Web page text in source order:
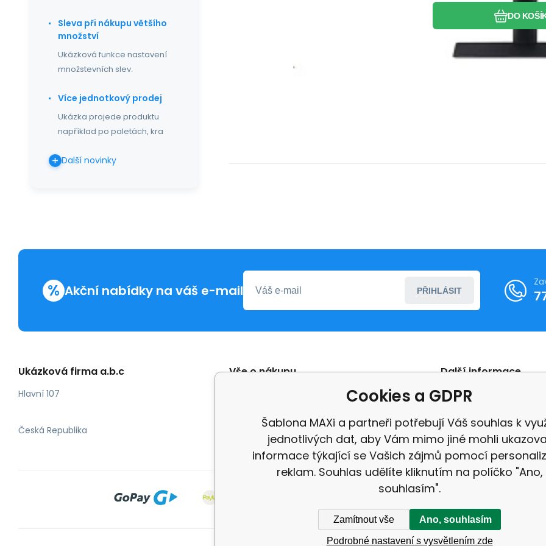
DO
Sleva při nákupu většího
množství
Ukázková funkce nastavení
množstevních slev.
Více jednotkový prodej
Ukázka projede produktu
například po paletách, kra
Další novinky
% Akční nabídky na váš e-mail PŘIHLÁSIT
Ukázková firma a.b.c
Hlavní 107
Česká Republika
Vše o nákupu Další informace
Reklamace
Cookies a GDPR
Šablona MAXi a partneři potřebují Váš souhlas k
jednotlivých dat, aby Vám mimo jiné mohli
informace týkající se Vašich zájmů pomocí
reklam. Souhlas udělíte kliknutím na políčko "Ano,
souhlasím".
Zamítnout vše Ano, souhlasím
Podrobné nastavení s vysvětlením zde